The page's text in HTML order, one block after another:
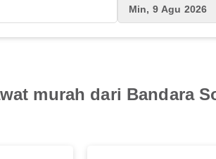
Min, 9 Agu 2026
murah dari Bandara